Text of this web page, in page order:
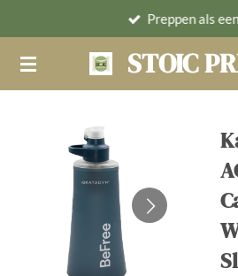
naar
de
STOIC
Preppen als